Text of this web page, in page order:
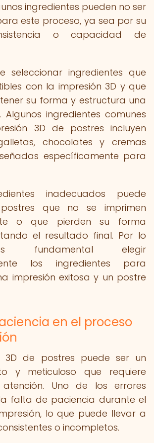
ingredientes pueden no ser
este proceso, ya sea por su
o capacidad de
seleccionar ingredientes que
con la impresión 3D y que
su forma y estructura una
Algunos ingredientes comunes
3D de postres incluyen
chocolates y cremas
específicamente para
inadecuados puede
que no se imprimen
o que pierden su forma
el resultado final. Por lo
fundamental elegir
los ingredientes para
impresión exitosa y un postre
en el proceso
3D de postres puede ser un
y meticuloso que requiere
Uno de los errores
falta de paciencia durante el
lo que puede llevar a
o incompletos.